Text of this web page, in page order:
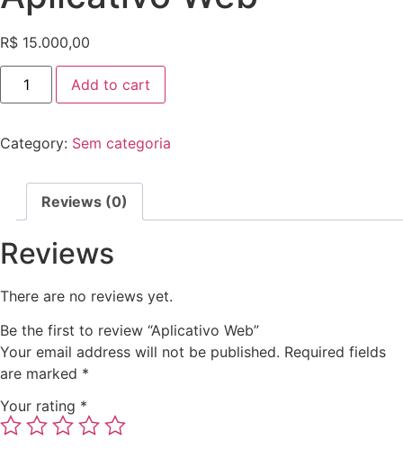
R$ 15.000,00
Add to cart
Category: Sem categoria
Reviews (0)
Reviews
There are no reviews yet.
Be the first to review “Aplicativo Web”
Your email address will not be published. Required fields
are marked *
Your rating *